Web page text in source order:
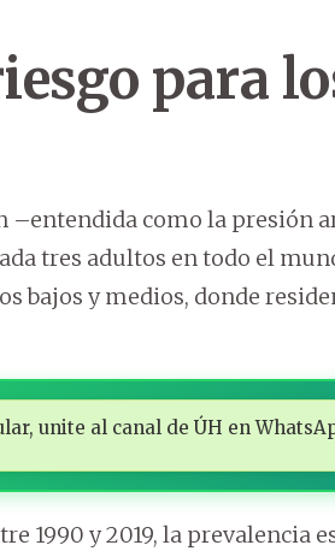
para
–entendida como la presión
tres adultos en todo el
bajos y medios, donde
unite al canal de ÚH en
1990 y 2019, la prevalencia